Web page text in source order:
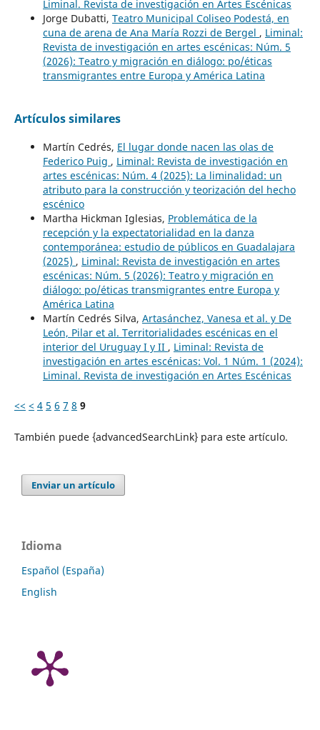
Liminal. Revista de investigación en Artes Escénicas
Jorge Dubatti, Teatro Municipal Coliseo Podestá, en
cuna de arena de Ana María Rozzi de Bergel , Liminal:
Revista de investigación en artes escénicas: Núm. 5
(2026): Teatro y migración en diálogo: po/éticas
transmigrantes entre Europa y América Latina
Artículos similares
Martín Cedrés, El lugar donde nacen las olas de
Federico Puig , Liminal: Revista de investigación en
artes escénicas: Núm. 4 (2025): La liminalidad: un
atributo para la construcción y teorización del hecho
escénico
Martha Hickman Iglesias, Problemática de la
recepción y la expectatorialidad en la danza
contemporánea: estudio de públicos en Guadalajara
(2025) , Liminal: Revista de investigación en artes
escénicas: Núm. 5 (2026): Teatro y migración en
diálogo: po/éticas transmigrantes entre Europa y
América Latina
Martín Cedrés Silva, Artasánchez, Vanesa et al. y De
León, Pilar et al. Territorialidades escénicas en el
interior del Uruguay I y II , Liminal: Revista de
investigación en artes escénicas: Vol. 1 Núm. 1 (2024):
Liminal. Revista de investigación en Artes Escénicas
<< < 4 5 6 7 8 9
También puede {advancedSearchLink} para este artículo.
Enviar un artículo
Idioma
Español (España)
English